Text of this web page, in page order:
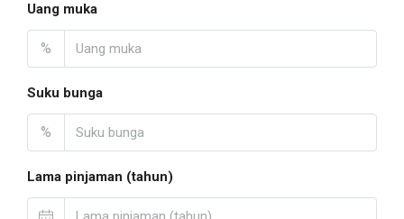
Uang muka
%
Suku bunga
%
Lama pinjaman (tahun)